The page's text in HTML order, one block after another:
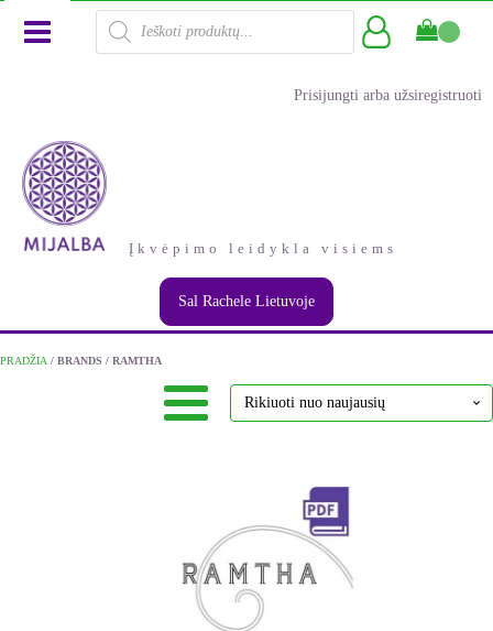
Products
search
Prisijungti arba užsiregistruoti
Įkvėpimo leidykla visiems
Sal Rachele Lietuvoje
PRADŽIA / BRANDS / RAMTHA